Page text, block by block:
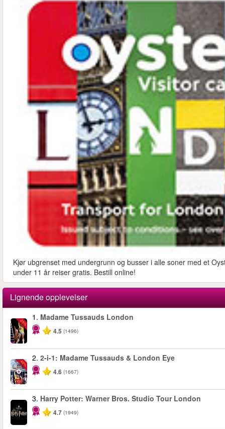
Kjør ubgrenset med undergrunn og busser i alle soner med et
under 11 år reiser gratis. Bestill online!
Lignende opplevelser
-25%
1. Madame Tussauds London
4.5 (1496)
-40%
2. 2-i-1: Madame Tussauds & London Eye
4.6 (1667)
3. Harry Potter: Warner Bros. Studio Tour London
4.7 (1949)